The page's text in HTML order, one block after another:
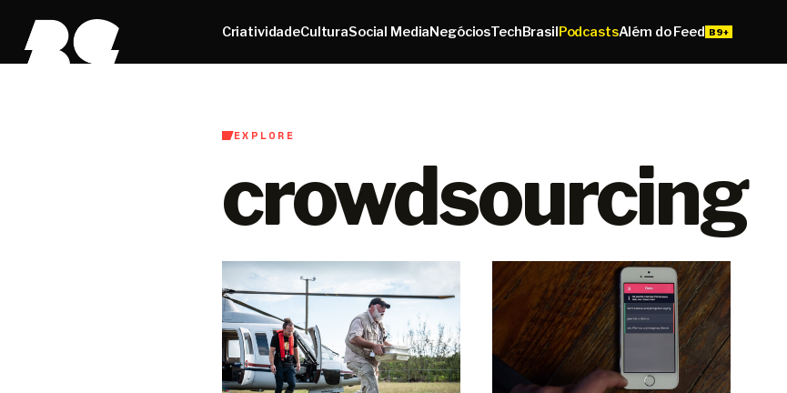
CriatividadeCulturaSocial MediaNegóciosTechBrasilPodcastsAlém do Feed
EXPLORE
crowdsourcing